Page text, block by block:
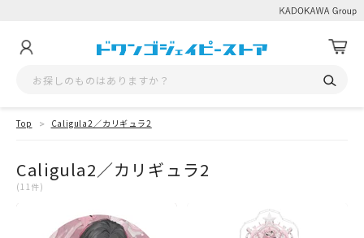
Top Caligula2／カリギュラ2
Caligula2／カリギュラ2
(11件)